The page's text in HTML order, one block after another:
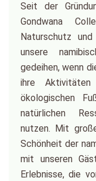
Seit der
Gondwana
Naturschutz
unsere
gedeihen, wenn
ihre
ökologischen
natürlichen
nutzen. Mit
Schönheit der
mit unseren
Erlebnisse, die